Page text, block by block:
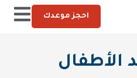
احجز موعدك
الأطفال